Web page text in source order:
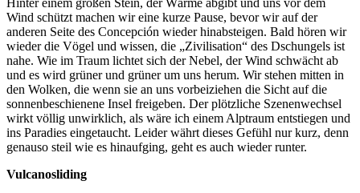
Wind schützt machen wir eine kurze Pause, bevor wir auf der
anderen Seite des Concepción wieder hinabsteigen. Bald hören wir
wieder die Vögel und wissen, die „Zivilisation“ des Dschungels ist
nahe. Wie im Traum lichtet sich der Nebel, der Wind schwächt ab
und es wird grüner und grüner um uns herum. Wir stehen mitten in
den Wolken, die wenn sie an uns vorbeiziehen die Sicht auf die
sonnenbeschienene Insel freigeben. Der plötzliche Szenenwechsel
wirkt völlig unwirklich, als wäre ich einem Alptraum entstiegen und
ins Paradies eingetaucht. Leider währt dieses Gefühl nur kurz, denn
genauso steil wie es hinaufging, geht es auch wieder runter.
Vulcanosliding